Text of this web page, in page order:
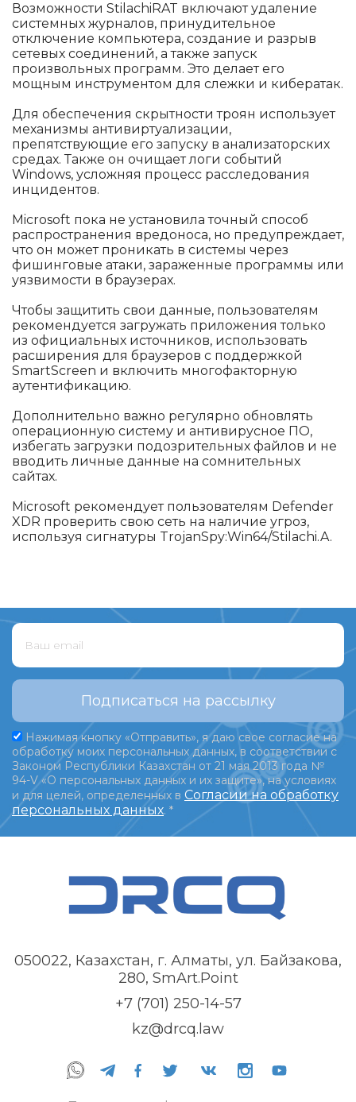
Возможности StilachiRAT включают удаление
системных журналов, принудительное
отключение компьютера, создание и разрыв
сетевых соединений, а также запуск
произвольных программ. Это делает его
мощным инструментом для слежки и кибератак.
Для обеспечения скрытности троян использует
механизмы антивиртуализации,
препятствующие его запуску в анализаторских
средах. Также он очищает логи событий
Windows, усложняя процесс расследования
инцидентов.
Microsoft пока не установила точный способ
распространения вредоноса, но предупреждает,
что он может проникать в системы через
фишинговые атаки, зараженные программы или
уязвимости в браузерах.
Чтобы защитить свои данные, пользователям
рекомендуется загружать приложения только
из официальных источников, использовать
расширения для браузеров с поддержкой
SmartScreen и включить многофакторную
аутентификацию.
Дополнительно важно регулярно обновлять
операционную систему и антивирусное ПО,
избегать загрузки подозрительных файлов и не
вводить личные данные на сомнительных
сайтах.
Microsoft рекомендует пользователям Defender
XDR проверить свою сеть на наличие угроз,
используя сигнатуры TrojanSpy:Win64/Stilachi.A.
Подписаться на рассылку
Нажимая кнопку «Отправить», я даю свое согласие на
обработку моих персональных данных, в соответствии с
Законом Республики Казахстан от 21 мая 2013 года №
94-V «О персональных данных и их защите», на условиях
и для целей, определенных в Согласии на обработку
персональных данных. *
050022, Казахстан, г. Алматы, ул. Байзакова,
280, SmArt.Point
+7 (701) 250-14-57
kz@drcq.law